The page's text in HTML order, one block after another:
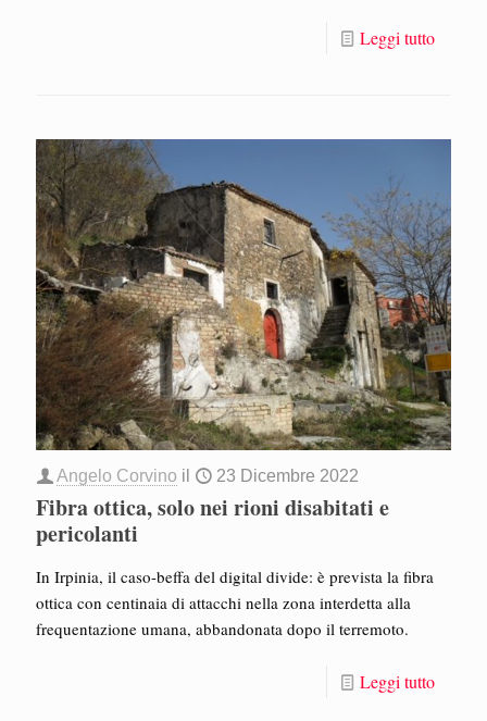
Leggi tutto
Angelo Corvino il 23 Dicembre 2022
Fibra ottica, solo nei rioni disabitati e
pericolanti
In Irpinia, il caso-beffa del digital divide: è prevista la fibra
ottica con centinaia di attacchi nella zona interdetta alla
frequentazione umana, abbandonata dopo il terremoto.
Leggi tutto